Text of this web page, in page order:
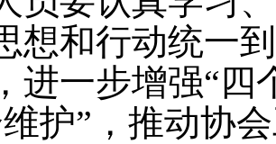
想和行动统一
进一步增强“四
护”，推动协